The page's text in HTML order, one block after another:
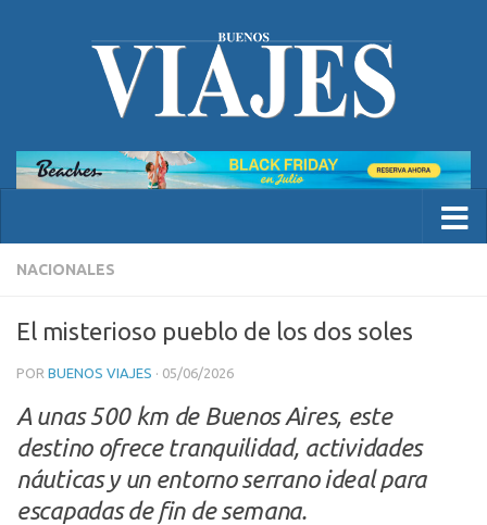
NACIONALES
El misterioso pueblo de los dos soles
POR BUENOS VIAJES · 05/06/2026
A unas 500 km de Buenos Aires, este
destino ofrece tranquilidad, actividades
náuticas y un entorno serrano ideal para
escapadas de fin de semana.